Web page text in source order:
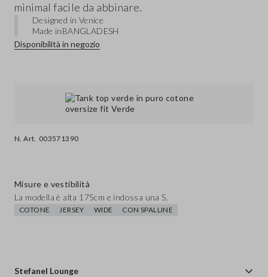
N. Art. 003571390
minimal facile da abbinare.
Designed in Venice
Made inBANGLADESH
Disponibilità in negozio
Misure e vestibilità
La modella è alta 175cm e indossa una S.
COTONE JERSEY WIDE CON SPALLINE
Stefanel Lounge